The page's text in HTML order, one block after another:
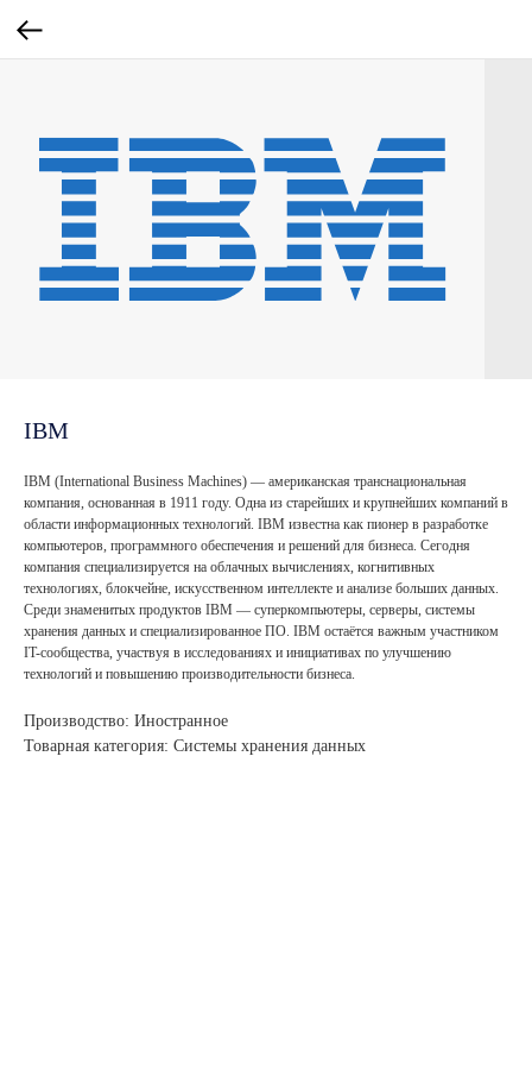
IBM
IBM (International Business Machines) — американская транснациональная
компания, основанная в 1911 году. Одна из старейших и крупнейших компаний в
области информационных технологий. IBM известна как пионер в разработке
компьютеров, программного обеспечения и решений для бизнеса. Сегодня
компания специализируется на облачных вычислениях, когнитивных
технологиях, блокчейне, искусственном интеллекте и анализе больших данных.
Среди знаменитых продуктов IBM — суперкомпьютеры, серверы, системы
хранения данных и специализированное ПО. IBM остаётся важным участником
IT-сообщества, участвуя в исследованиях и инициативах по улучшению
технологий и повышению производительности бизнеса.
Производство: Иностранное
Товарная категория: Системы хранения данных